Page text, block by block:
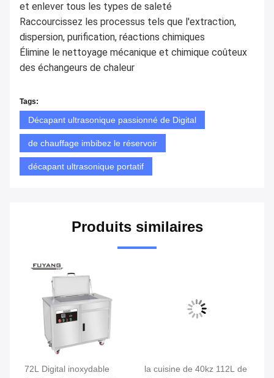
et enlever tous les types de saleté
Raccourcissez les processus tels que l'extraction,
dispersion, purification, réactions chimiques
Élimine le nettoyage mécanique et chimique coûteux
des échangeurs de chaleur
Tags:
Décapant ultrasonique passionné de Digital
de chauffage imbibez le réservoir
décapant ultrasonique portatif
Produits similaires
72L Digital inoxydable
la cuisine de 40kz 112L de